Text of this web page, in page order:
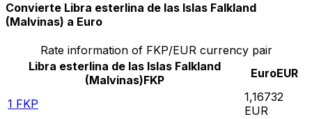
Convierte Libra esterlina de las Islas Falkland
(Malvinas) a Euro
Rate information of FKP/EUR currency pair
Libra esterlina de las Islas Falkland
(Malvinas)FKP EuroEUR
1 FKP
1,16732
EUR